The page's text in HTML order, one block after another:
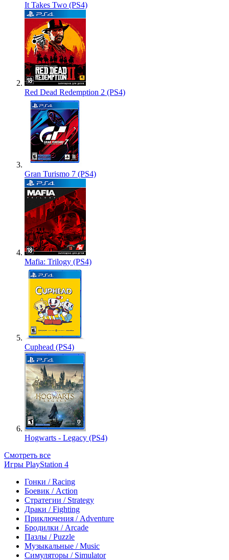
It Takes Two (PS4)
Red Dead Redemption 2 (PS4)
Gran Turismo 7 (PS4)
Mafia: Trilogy (PS4)
Cuphead (PS4)
Hogwarts - Legacy (PS4)
Смотреть все
Игры PlayStation 4
Гонки / Racing
Боевик / Action
Стратегии / Strategy
Драки / Fighting
Приключения / Adventure
Бродилки / Arcade
Пазлы / Puzzle
Музыкальные / Music
Симуляторы / Simulator